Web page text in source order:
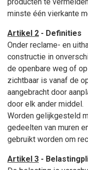
minste één vierkante
Artikel 2 - Definities
Onder reclame- en
constructie in
de openbare weg of
zichtbaar is vanaf de
aangebracht door
door elk ander middel.
Worden gelijkgesteld
gedeelten van muren
gebruikt worden om
Artikel 3 -